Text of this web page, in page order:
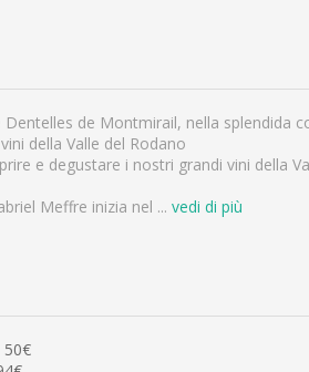
Dentelles de Montmirail, nella
della Valle del Rodano
e degustare i nostri grandi vini della
Meffre inizia nel ... vedi di più
50€